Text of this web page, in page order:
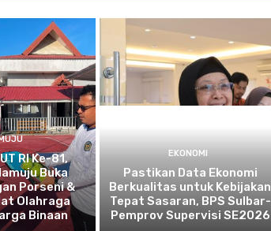
RI Ke-81,
Buka
Porseni &
Olahraga
Binaan
EKONOMI
Pastikan Data Ekonomi
Berkualitas untuk Kebijakan
Tepat Sasaran, BPS Sulbar-
Pemprov Supervisi SE2026